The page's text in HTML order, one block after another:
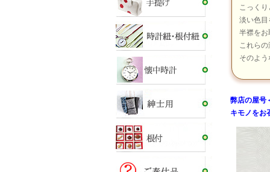
こっく
淡い色
半襟を
これら
そのよ
弊店の屋号
キモノをお